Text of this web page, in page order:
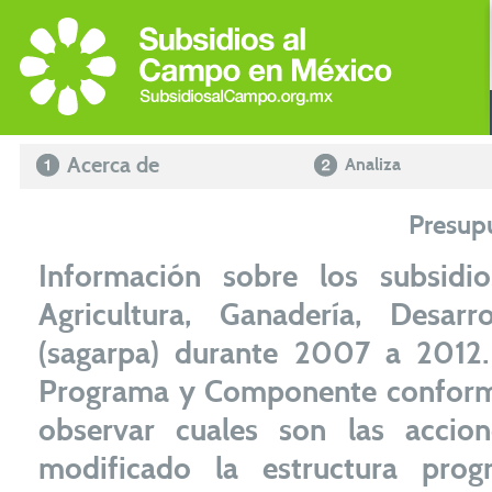
Acerca de Analiza
Información sobre los
Agricultura, Ganadería,
(sagarpa) durante 2007 a
Programa y Componente
observar cuales son las
modificado la estructura